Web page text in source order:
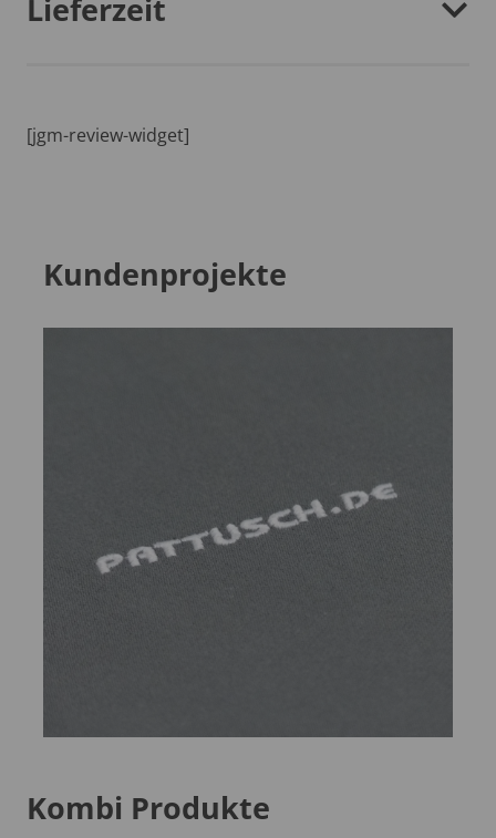
Lieferzeit
[jgm-review-widget]
Kundenprojekte
Kombi Produkte